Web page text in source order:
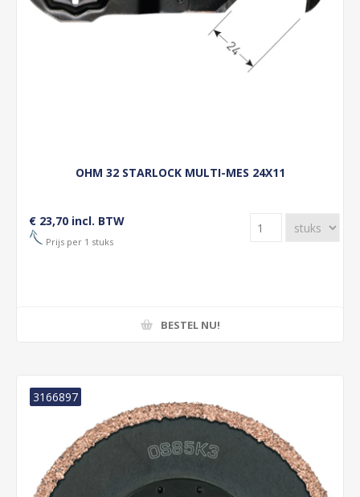
OHM 32 STARLOCK MULTI-MES 24X11
€ 23,70 incl. BTW
Prijs per 1 stuks
BESTEL NU!
3166897